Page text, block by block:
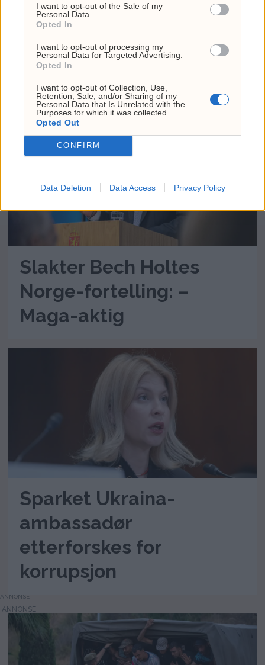
I want to opt-out of the Sale of my
Personal Data.
Opted In
I want to opt-out of processing my
Personal Data for Targeted Advertising.
Opted In
I want to opt-out of Collection, Use,
Retention, Sale, and/or Sharing of my
Personal Data that Is Unrelated with the
Purposes for which it was collected.
Opted Out
CONFIRM
Data Deletion Data Access Privacy Policy
Fauci holdes i forakt for
Kongressen
Slakter Bech Holtes
Norge-fortelling: –
Maga-aktig
Sparket Ukraina-
ambassadør
etterforskes for
korrupsjon
ANNONSE